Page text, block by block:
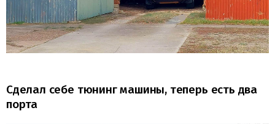
Сделал себе тюнинг машины, теперь есть два
порта